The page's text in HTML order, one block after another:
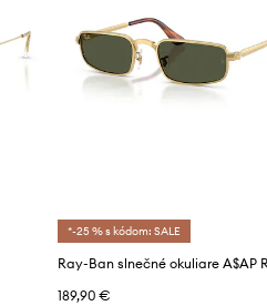
*-25 % s kódom: SALE
189,90 €